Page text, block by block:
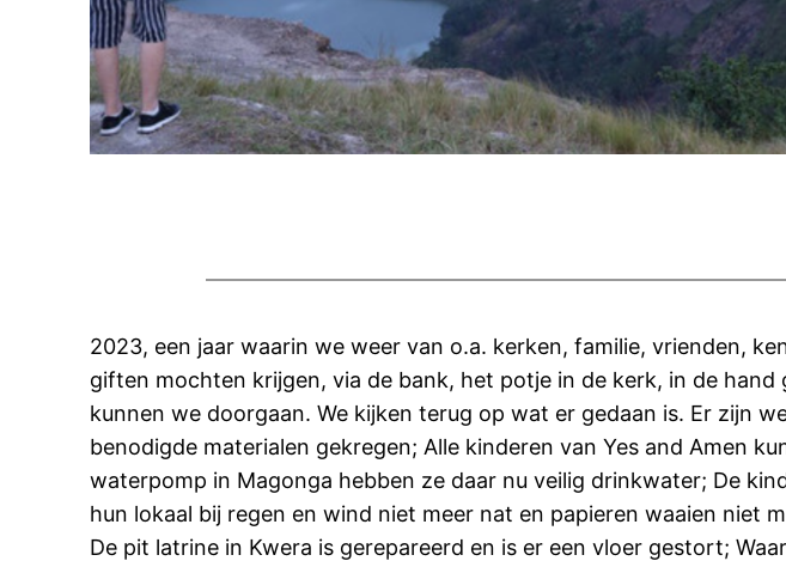
2023, een jaar waarin we weer van o.a. kerken, familie, vrienden,
giften mochten krijgen, via de bank, het potje in de kerk, in de
kunnen we doorgaan. We kijken terug op wat er gedaan is. Er zijn
benodigde materialen gekregen; Alle kinderen van Yes and Amen
waterpomp in Magonga hebben ze daar nu veilig drinkwater; De
hun lokaal bij regen en wind niet meer nat en papieren waaien niet
De pit latrine in Kwera is gerepareerd en is er een vloer gestort;